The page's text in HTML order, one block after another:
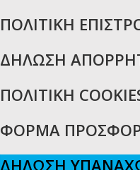
ΠΟΛΙΤΙΚΗ
ΔΗΛΩΣΗ
ΠΟΛΙΤΙΚΗ
ΦΟΡΜΑ
ΔΗΛΩΣΗ